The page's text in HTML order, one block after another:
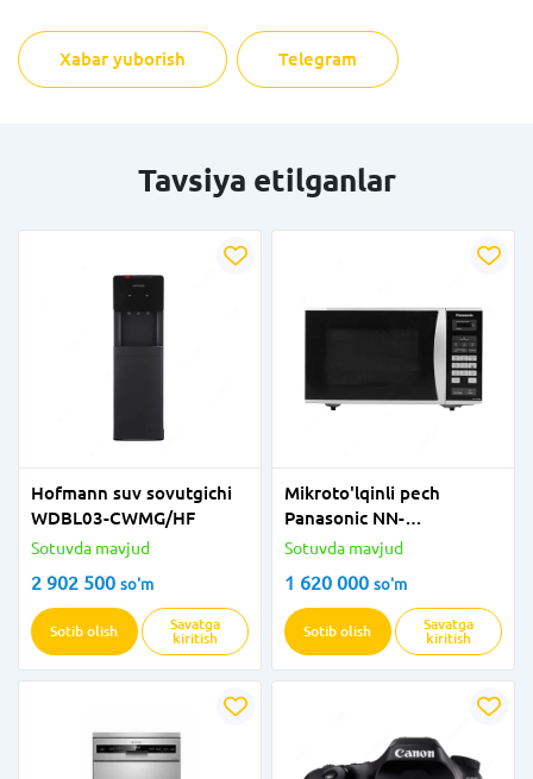
Xabar yuborish Telegram
Tavsiya etilganlar
Hofmann suv sovutgichi
WDBL03-CWMG/HF
Sotuvda mavjud
2 902 500 so'm
Sotib olish
Savatga
kiritish
Mikroto'lqinli pech
Panasonic NN-
ST342MZPE (Solo 25l)+
qiluvchi 2E-U03VES3M
Sotuvda mavjud
1 620 000 so'm
Sotib olish
Savatga
kiritish